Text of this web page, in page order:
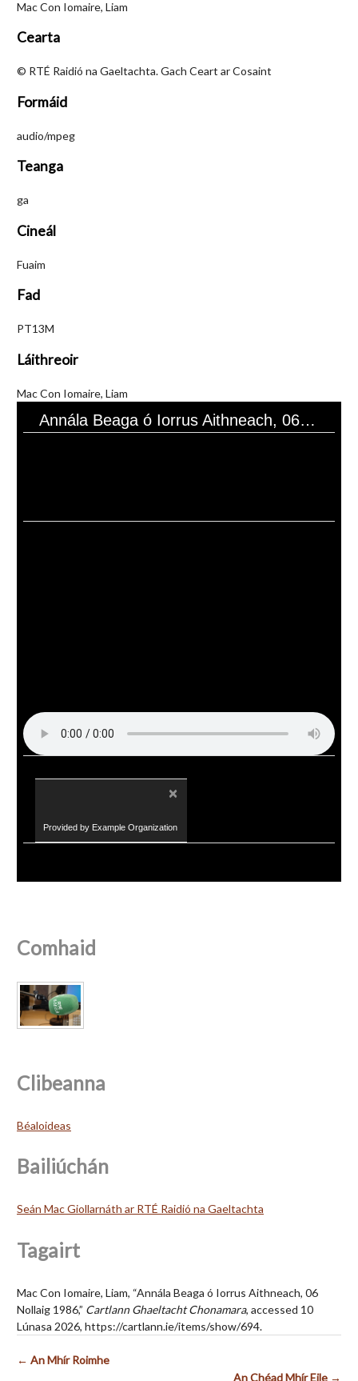
Mac Con Iomaire, Liam
Cearta
© RTÉ Raidió na Gaeltachta. Gach Ceart ar Cosaint
Formáid
audio/mpeg
Teanga
ga
Cineál
Fuaim
Fad
PT13M
Láithreoir
Mac Con Iomaire, Liam
Annála Beaga ó Iorrus Aithneach, 06 Nollaig 1986
×
Provided by Example Organization
Comhaid
Clibeanna
Béaloideas
Bailiúchán
Seán Mac Giollarnáth ar RTÉ Raidió na Gaeltachta
Tagairt
Mac Con Iomaire, Liam, “Annála Beaga ó Iorrus Aithneach, 06
Nollaig 1986,” Cartlann Ghaeltacht Chonamara, accessed 10
Lúnasa 2026, https://cartlann.ie/items/show/694.
← An Mhír Roimhe
An Chéad Mhír Eile →